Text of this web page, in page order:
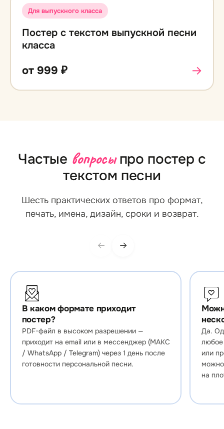
Для выпускного класса
Постер с текстом выпускной песни
класса
от 999 ₽ →
Частые вопросыпро постер с
текстом песни
Шесть практических ответов про формат,
печать, имена, дизайн, сроки и возврат.
← →
В каком формате приходит
постер?
PDF-файл в высоком разрешении —
приходит на email или в мессенджер (МАКС
/ WhatsApp / Telegram) через 1 день после
готовности персональной песни.
Да.
любое
или
на